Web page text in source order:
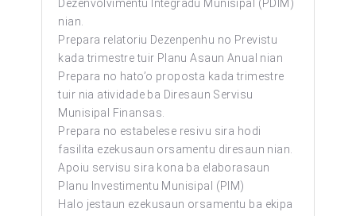
Dezenvolvimentu Integradu Munisipal (PDIM)
nian.
Prepara relatoriu Dezenpenhu no Previstu
kada trimestre tuir Planu Asaun Anual nian
Prepara no hato’o proposta kada trimestre
tuir nia atividade ba Diresaun Servisu
Munisipal Finansas.
Prepara no estabelese resivu sira hodi
fasilita ezekusaun orsamentu diresaun nian.
Apoiu servisu sira kona ba elaborasaun
Planu Investimentu Munisipal (PIM)
Halo jestaun ezekusaun orsamentu ba ekipa